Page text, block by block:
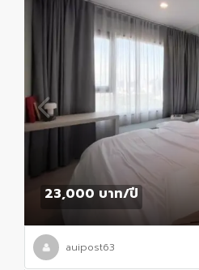
23,000 บาท/ปี
auipost63